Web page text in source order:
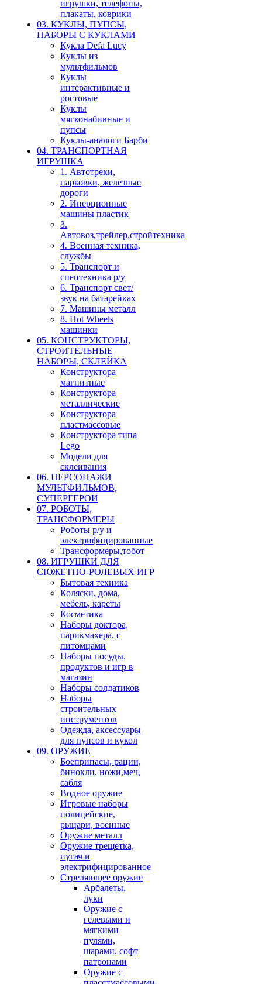
игрушки, телефоны,
плакаты, коврики
03. КУКЛЫ, ПУПСЫ,
НАБОРЫ С КУКЛАМИ
Кукла Defa Lucy
Куклы из
мультфильмов
Куклы
интерактивные и
ростовые
Куклы
мягконабивные и
пупсы
Куклы-аналоги Барби
04. ТРАНСПОРТНАЯ
ИГРУШКА
1. Автотреки,
парковки, железные
дороги
2. Инерционные
машины пластик
3.
Автовоз,трейлер,стройтехника
4. Военная техника,
службы
5. Транспорт и
спецтехника р/у
6. Транспорт свет/
звук на батарейках
7. Машины металл
8. Hot Wheels
машинки
05. КОНСТРУКТОРЫ,
СТРОИТЕЛЬНЫЕ
НАБОРЫ, СКЛЕЙКА
Конструктора
магнитные
Конструктора
металлические
Конструктора
пластмассовые
Конструктора типа
Lego
Модели для
склеивания
06. ПЕРСОНАЖИ
МУЛЬТФИЛЬМОВ,
СУПЕРГЕРОИ
07. РОБОТЫ,
ТРАНСФОРМЕРЫ
Роботы р/у и
электрифицированные
Трансформеры,тобот
08. ИГРУШКИ ДЛЯ
СЮЖЕТНО-РОЛЕВЫХ ИГР
Бытовая техника
Коляски, дома,
мебель, кареты
Косметика
Наборы доктора,
парикмахера, с
питомцами
Наборы посуды,
продуктов и игр в
магазин
Наборы солдатиков
Наборы
строительных
инструментов
Одежда, аксессуары
для пупсов и кукол
09. ОРУЖИЕ
Боеприпасы, рации,
бинокли, ножи,меч,
сабля
Водное оружие
Игровые наборы
полицейские,
рыцари, военные
Оружие металл
Оружие трещетка,
пугач и
электрифицированное
Стреляющее оружие
Арбалеты,
луки
Оружие с
гелевыми и
мягкими
пулями,
шарами, софт
патронами
Оружие с